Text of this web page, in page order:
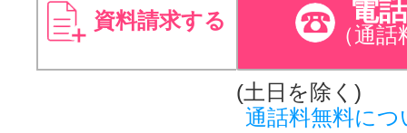
資料請求する 電
（通話
(土日を除く)
通話料無料につ